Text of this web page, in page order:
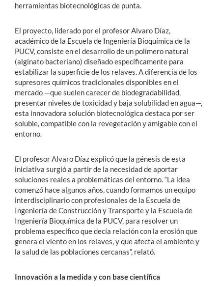
herramientas biotecnológicas de punta.
El proyecto, liderado por el profesor Alvaro Díaz,
académico de la Escuela de Ingeniería Bioquímica de la
PUCV, consiste en el desarrollo de un polímero natural
(alginato bacteriano) diseñado específicamente para
estabilizar la superficie de los relaves. A diferencia de los
supresores químicos tradicionales disponibles en el
mercado —que suelen carecer de biodegradabilidad,
presentar niveles de toxicidad y baja solubilidad en agua—,
esta innovadora solución biotecnológica destaca por ser
soluble, compatible con la revegetación y amigable con el
entorno.
El profesor Alvaro Díaz explicó que la génesis de esta
iniciativa surgió a partir de la necesidad de aportar
soluciones reales a problemáticas del entorno. “La idea
comenzó hace algunos años, cuando formamos un equipo
interdisciplinario con profesionales de la Escuela de
Ingeniería de Construcción y Transporte y la Escuela de
Ingeniería Bioquímica de la PUCV, para resolver un
problema específico que decía relación con la erosión que
genera el viento en los relaves, y que afecta el ambiente y
la salud de las poblaciones cercanas”, relató.
Innovación a la medida y con base científica